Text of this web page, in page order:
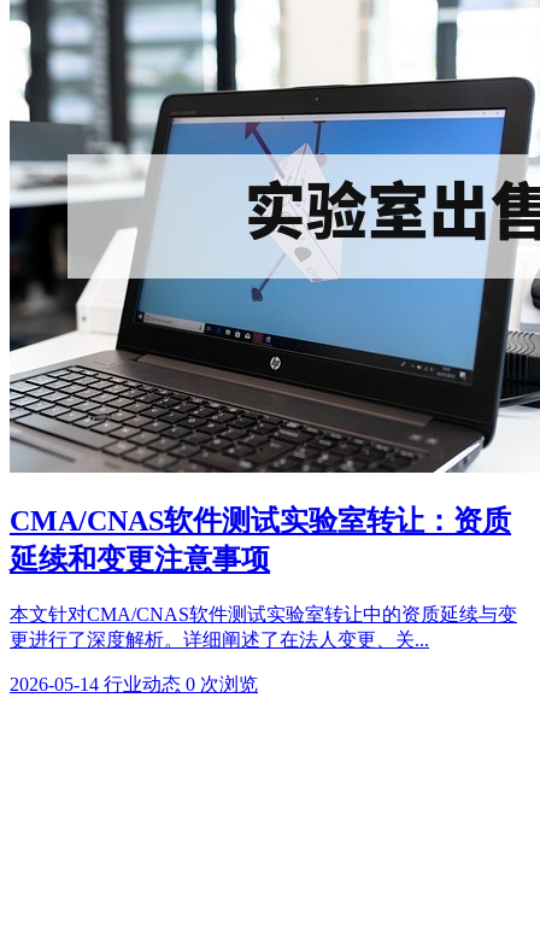
CMA/CNAS软件测试实验室转让：资质
延续和变更注意事项
本文针对CMA/CNAS软件测试实验室转让中的资质延续与变
更进行了深度解析。详细阐述了在法人变更、关...
2026-05-14 行业动态 0 次浏览